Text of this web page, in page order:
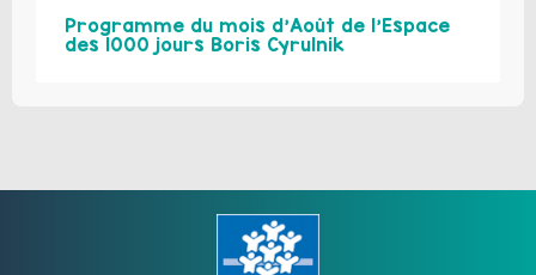
Programme du mois d’Août de l’Espace
des 1000 jours Boris Cyrulnik